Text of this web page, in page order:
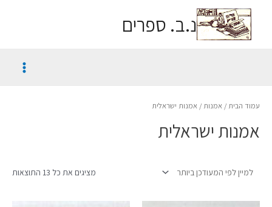
נ.ב. ספרים
עמוד הבית / אמנות / אמנות ישראלית
אמנות ישראלית
מציגים את כל ⁦13⁩ התוצאות